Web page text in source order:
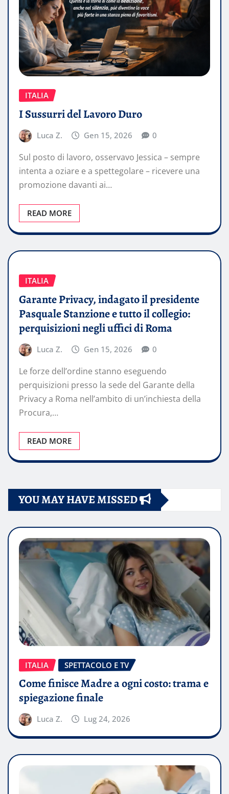
ITALIA
I Sussurri del Lavoro Duro
Luca Z. Gen 15, 2026 0
Sul posto di lavoro, osservavo Jessica – sempre
intenta a oziare e a spettegolare – ricevere una
promozione davanti ai…
READ MORE
ITALIA
Garante Privacy, indagato il presidente
Pasquale Stanzione e tutto il collegio:
perquisizioni negli uffici di Roma
Luca Z. Gen 15, 2026 0
Le forze dell’ordine stanno eseguendo
perquisizioni presso la sede del Garante della
Privacy a Roma nell’ambito di un’inchiesta della
Procura,…
READ MORE
YOU MAY HAVE MISSED
ITALIA SPETTACOLO E TV
Come finisce Madre a ogni costo: trama e
spiegazione finale
Luca Z. Lug 24, 2026